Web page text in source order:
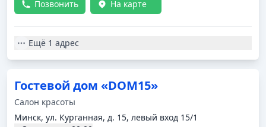
Позвонить На карте
Ещё 1 адрес
Гостевой дом «DOM15»
Салон красоты
Минск, ул. Курганная, д. 15, левый вход 15/1